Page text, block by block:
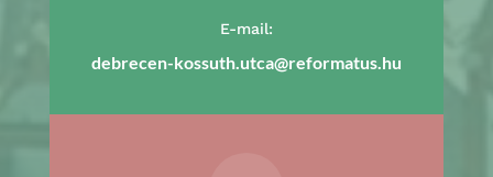
E-mail:
debrecen-kossuth.utca@reformatus.hu